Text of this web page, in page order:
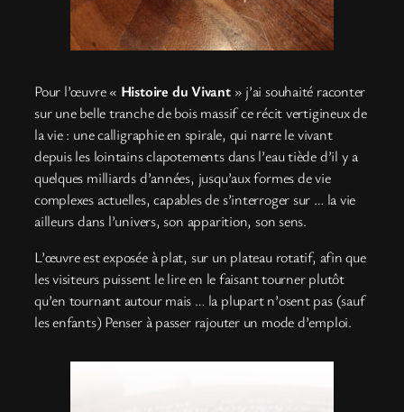
Pour l’œuvre « Histoire du Vivant» j’ai souhaité raconter
sur une belle tranche de bois massif ce récit vertigineux de
la vie : une calligraphie en spirale, qui narre le vivant
depuis les lointains clapotements dans l’eau tiède d’il y a
quelques milliards d’années, jusqu’aux formes de vie
complexes actuelles, capables de s’interroger sur … la vie
ailleurs dans l’univers, son apparition, son sens.
L’œuvre est exposée à plat, sur un plateau rotatif, afin que
les visiteurs puissent le lire en le faisant tourner plutôt
qu’en tournant autour mais … la plupart n’osent pas (sauf
les enfants) Penser à passer rajouter un mode d’emploi.